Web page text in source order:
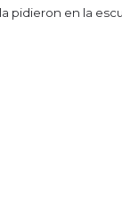
pidieron en la